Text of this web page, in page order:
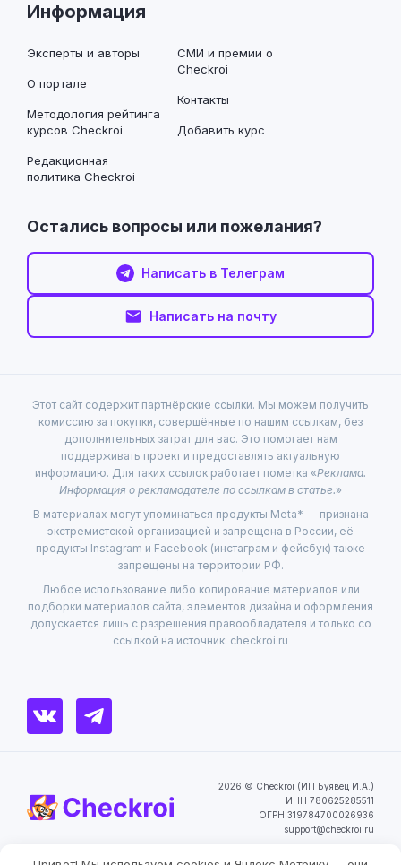
Информация
Эксперты и авторы
О портале
Методология рейтинга
курсов Checkroi
Редакционная
политика Checkroi
СМИ и премии о
Checkroi
Контакты
Добавить курс
Остались вопросы или пожелания?
Написать в Телеграм
Написать на почту
Этот сайт содержит партнёрские ссылки. Мы можем получить
комиссию за покупки, совершённые по нашим ссылкам, без
дополнительных затрат для вас. Это помогает нам
поддерживать проект и предоставлять актуальную
информацию. Для таких ссылок работает пометка «Реклама.
Информация о рекламодателе по ссылкам в статье.»
В материалах могут упоминаться продукты Meta* — признана
экстремистской организацией и запрещена в России, её
продукты Instagram и Facebook (инстаграм и фейсбук) также
запрещены на территории РФ.
Любое использование либо копирование материалов или
подборки материалов сайта, элементов дизайна и оформления
допускается лишь с разрешения правообладателя и только со
ссылкой на источник: checkroi.ru
2026 © Checkroi (ИП Буявец И.А.)
ИНН 780625285511
ОГРН 319784700026936
support@checkroi.ru